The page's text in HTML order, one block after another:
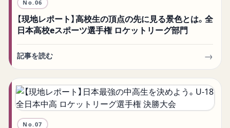
No. 06
【現地レポート】高校生の頂点の先に見る景色とは。全
日本高校eスポーツ選手権 ロケットリーグ部門
記事を読む →
No. 07